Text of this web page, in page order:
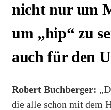
nicht nur um
um „hip“ zu
auch für den
Robert Buchberger:
die alle schon mit dem